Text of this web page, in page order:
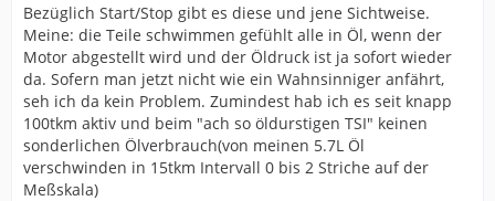
Bezüglich Start/Stop gibt es diese und jene Sichtweise.
Meine: die Teile schwimmen gefühlt alle in Öl, wenn der
Motor abgestellt wird und der Öldruck ist ja sofort wieder
da. Sofern man jetzt nicht wie ein Wahnsinniger anfährt,
seh ich da kein Problem. Zumindest hab ich es seit knapp
100tkm aktiv und beim "ach so öldurstigen TSI" keinen
sonderlichen Ölverbrauch(von meinen 5.7L Öl
verschwinden in 15tkm Intervall 0 bis 2 Striche auf der
Meßskala)